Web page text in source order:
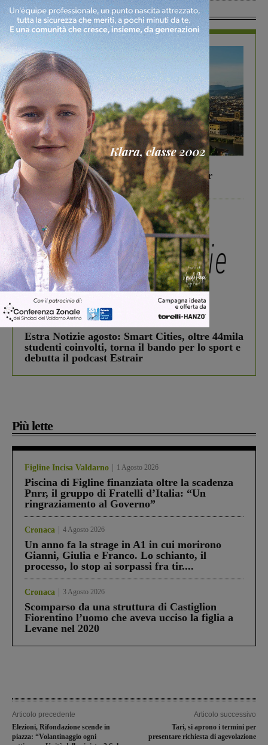
In Vetrina
In vetrina 6 Agosto 2026
Gita di famiglia a Firenze: 5 idee per far
divertire i tuoi figli
In vetrina 3 Agosto 2026
Estra Notizie agosto: Smart Cities, oltre 44mila
studenti coinvolti, torna il bando per lo sport e
debutta il podcast Estrair
Più lette
Figline Incisa Valdarno 1 Agosto 2026
Piscina di Figline finanziata oltre la scadenza
Pnrr, il gruppo di Fratelli d’Italia: “Un
ringraziamento al Governo”
Cronaca 4 Agosto 2026
Un anno fa la strage in A1 in cui morirono
Gianni, Giulia e Franco. Lo schianto, il
processo, lo stop ai sorpassi fra tir....
Cronaca 3 Agosto 2026
Scomparso da una struttura di Castiglion
Fiorentino l’uomo che aveva ucciso la figlia a
Levane nel 2020
Articolo precedente
Elezioni, Rifondazione scende in
piazza: “Volantinaggio ogni
Articolo successivo
Tari, si aprono i termini per
presentare richiesta di agevolazione